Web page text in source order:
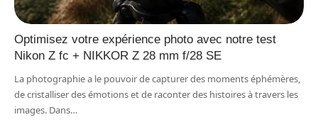
Optimisez votre expérience photo avec notre test
Nikon Z fc + NIKKOR Z 28 mm f/28 SE
La photographie a le pouvoir de capturer des moments éphémères,
de cristalliser des émotions et de raconter des histoires à travers les
images. Dans…